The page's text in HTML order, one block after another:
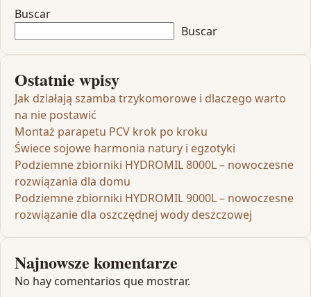
Buscar
Buscar
Ostatnie wpisy
Jak działają szamba trzykomorowe i dlaczego warto
na nie postawić
Montaż parapetu PCV krok po kroku
Świece sojowe harmonia natury i egzotyki
Podziemne zbiorniki HYDROMIL 8000L – nowoczesne
rozwiązania dla domu
Podziemne zbiorniki HYDROMIL 9000L – nowoczesne
rozwiązanie dla oszczędnej wody deszczowej
Najnowsze komentarze
No hay comentarios que mostrar.